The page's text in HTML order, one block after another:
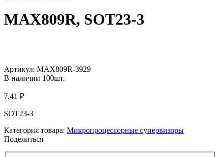
MAX809R, SOT23-3
Артикул: MAX809R-3929
В наличии 100шт.
7.41 ₽
SOT23-3
Категория товара: Микропроцессорные супервизоры
Поделиться